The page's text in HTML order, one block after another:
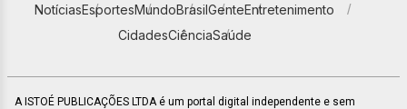
NotíciasEsportesMundoBrasilGenteEntretenimento
CidadesCiênciaSaúde
A ISTOÉ PUBLICAÇÕES LTDA é um portal digital independente e sem